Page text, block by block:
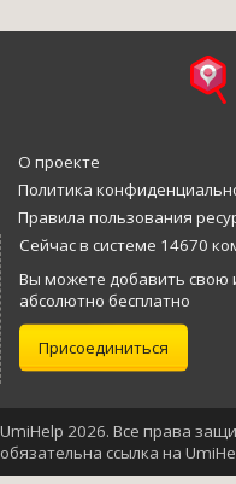
О проекте
Политика
Правила пользования
Сейчас в системе 14670
Вы можете добавить свою
абсолютно бесплатно
Присоединиться
UmiHelp 2026. Все права
обязательна ссылка на